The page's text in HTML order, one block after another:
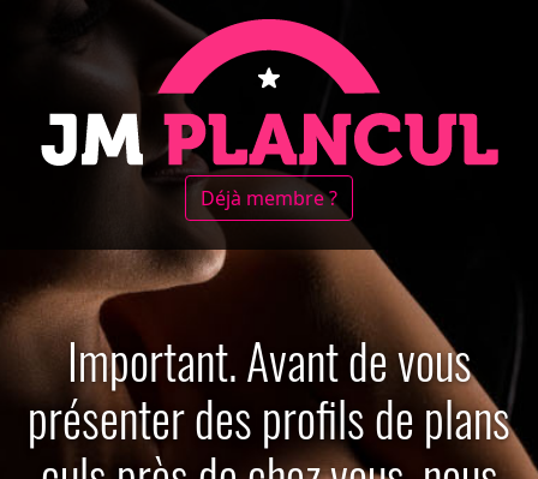
Déjà membre ?
Important. Avant de vous
présenter des profils de plans